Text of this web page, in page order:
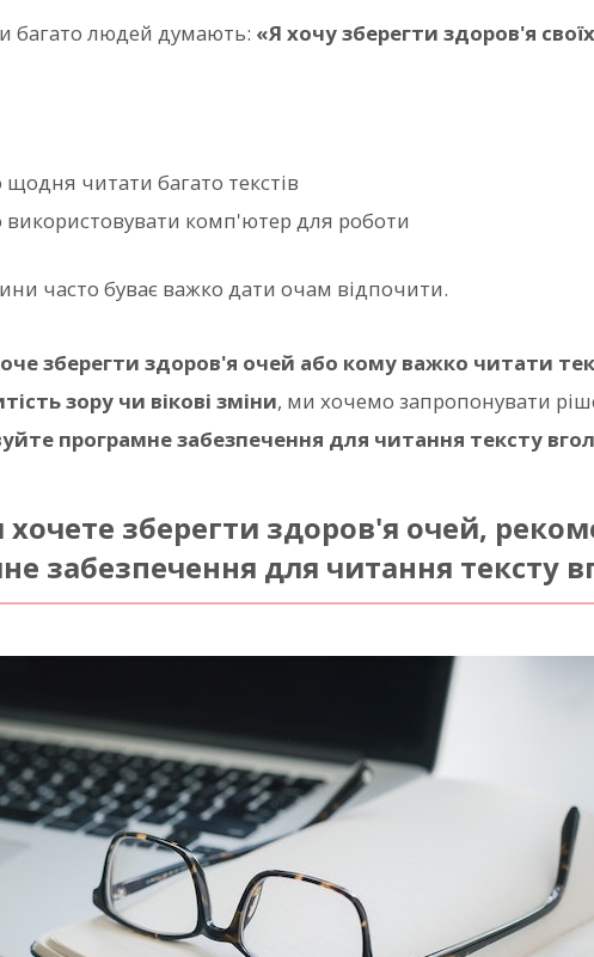
багато людей думають: «Я хочу зберегти здоров'я
щодня читати багато текстів
використовувати комп'ютер для роботи
часто буває важко дати очам відпочити.
зберегти здоров'я очей або кому важко читати
зору чи вікові зміни, ми хочемо запропонувати
програмне забезпечення для читання тексту
зберегти здоров'я очей,
забезпечення для читання тексту